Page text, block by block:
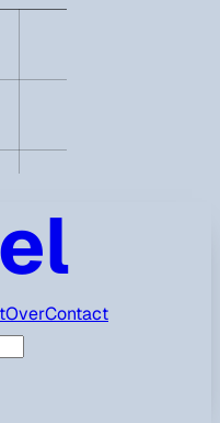
OverContact